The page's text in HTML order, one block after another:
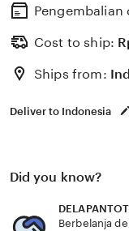
Pengembalian
Cost to ship:
Ships from:
Deliver to Indonesia
Did you know?
Berbelanja